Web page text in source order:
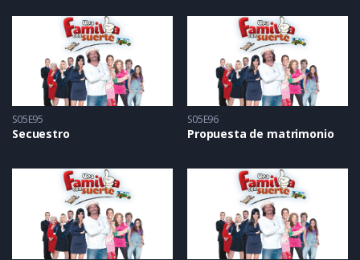
S05E95
Secuestro
S05E96
Propuesta de matrimonio